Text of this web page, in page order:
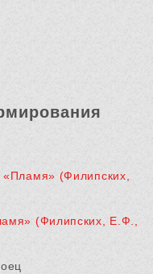
«Пламя» (Филипских,
(Филипских, Е.Ф.,